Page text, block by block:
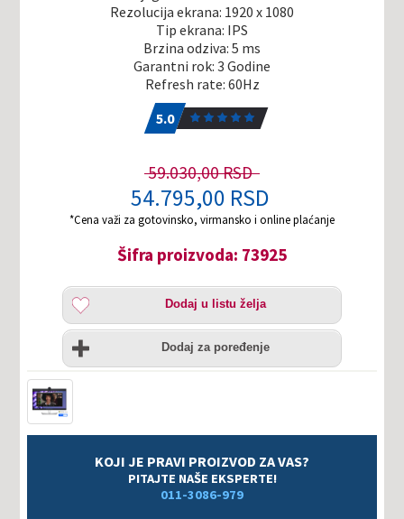
Rezolucija ekrana: 1920 x 1080
Tip ekrana: IPS
Brzina odziva: 5 ms
Garantni rok: 3 Godine
Refresh rate: 60Hz
5.0
59.030,00 RSD
54.795,00 RSD
*Cena važi za gotovinsko, virmansko i online plaćanje
Šifra proizvoda: 73925
Dodaj
listu
želja
Dodaj u listu želja
Uporedi
Dodaj za poređenje
KOJI JE PRAVI PROIZVOD ZA VAS?
PITAJTE NAŠE EKSPERTE!
011-3086-979